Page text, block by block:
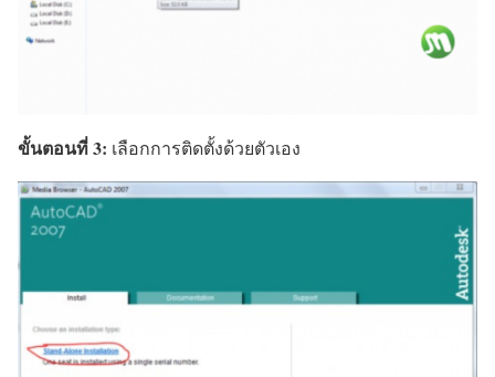
ขั้นตอนที่ 3: เลือกการติดตั้งด้วยตัวเอง